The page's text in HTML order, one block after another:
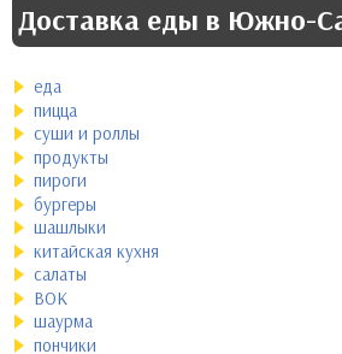
Доставка еды в Южно-
еда
пицца
суши и роллы
продукты
пироги
бургеры
шашлыки
китайская кухня
салаты
ВОК
шаурма
пончики